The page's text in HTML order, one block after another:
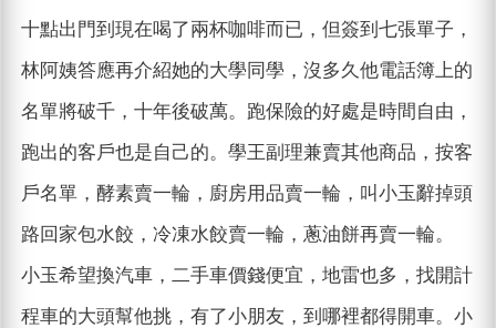
十點出門到現在喝了兩杯咖啡而已，但簽到七張單子，
林阿姨答應再介紹她的大學同學，沒多久他電話簿上的
名單將破千，十年後破萬。跑保險的好處是時間自由，
跑出的客戶也是自己的。學王副理兼賣其他商品，按客
戶名單，酵素賣一輪，廚房用品賣一輪，叫小玉辭掉頭
路回家包水餃，冷凍水餃賣一輪，蔥油餅再賣一輪。
小玉希望換汽車，二手車價錢便宜，地雷也多，找開計
程車的大頭幫他挑，有了小朋友，到哪裡都得開車。小